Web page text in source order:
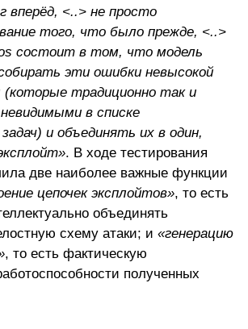
вперёд, <..> не просто
того, что было прежде, <..>
состоит в том, что модель
эти ошибки невысокой
(которые традиционно так и
в списке
и объединять их в один,
. В ходе тестирования
две наиболее важные функции
цепочек эксплойтов», то есть
объединять
схему атаки; и «генерацию
, то есть фактическую
полученных